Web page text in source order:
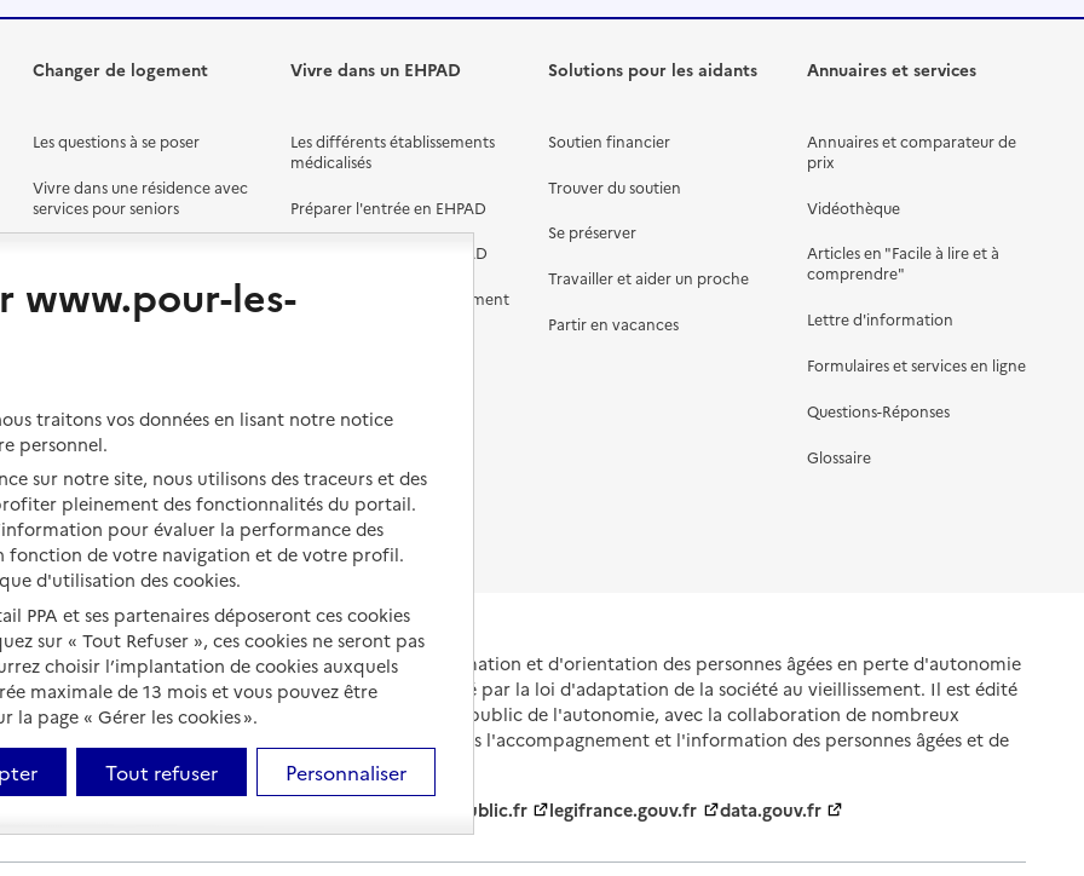
Changer de logement
Les questions à se poser
Vivre dans une résidence avec
services pour seniors
Vivre en accueil familial
Vivre dans un EHPAD
Les différents établissements
médicalisés
Préparer l'entrée en EHPAD
Aides financières en EHPAD
Prévention, accompagnement
Droits en EHPAD
Fin de vie en EHPAD
Solutions pour les aidants
Soutien financier
Trouver du soutien
Se préserver
Travailler et aider un proche
Partir en vacances
Annuaires et services
Annuaires et comparateur de
prix
Vidéothèque
Articles en "Facile à lire et à
comprendre"
Lettre d'information
Formulaires et services en ligne
Questions-Réponses
Glossaire
Portail national d'information et d'orientation des personnes âgées en perte d'autonomie
et de leurs proches, créé par la loi d'adaptation de la société au vieillissement. Il est édité
et animé par le Service public de l'autonomie, avec la collaboration de nombreux
partenaires engagés dans l'accompagnement et l'information des personnes âgées et de
leurs aidants.
service-public.fr legifrance.gouv.fr data.gouv.fr
www.pour-les-
traitons vos données en lisant notre notice
personnel.
sur notre site, nous utilisons des traceurs et des
pleinement des fonctionnalités du portail.
pour évaluer la performance des
fonction de votre navigation et de votre profil.
d'utilisation des cookies.
PPA et ses partenaires déposeront ces cookies
sur « Tout Refuser », ces cookies ne seront pas
choisir l’implantation de cookies auxquels
maximale de 13 mois et vous pouvez être
page « Gérer les cookies ».
Tout refuser Personnaliser